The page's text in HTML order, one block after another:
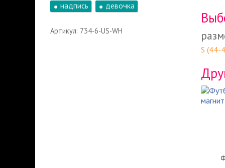
надпись
девочка
Артикул: 734-6-US-WH
S (44-